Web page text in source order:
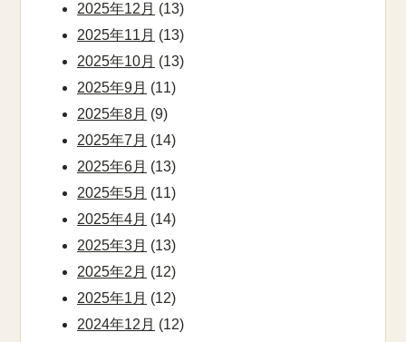
2025年12月 (13)
2025年11月 (13)
2025年10月 (13)
2025年9月 (11)
2025年8月 (9)
2025年7月 (14)
2025年6月 (13)
2025年5月 (11)
2025年4月 (14)
2025年3月 (13)
2025年2月 (12)
2025年1月 (12)
2024年12月 (12)